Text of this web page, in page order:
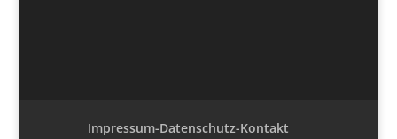
Impressum-Datenschutz-Kontakt